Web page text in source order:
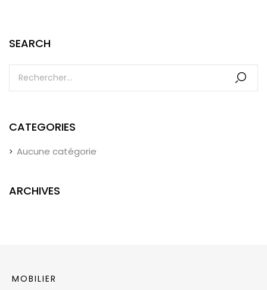
SEARCH
CATEGORIES
Aucune catégorie
ARCHIVES
MOBILIER